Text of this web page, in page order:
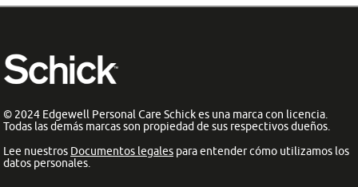
© 2024 Edgewell Personal Care Schick es una marca con licencia.
Todas las demás marcas son propiedad de sus respectivos dueños.
Lee nuestros Documentos legales para entender cómo utilizamos los
datos personales.